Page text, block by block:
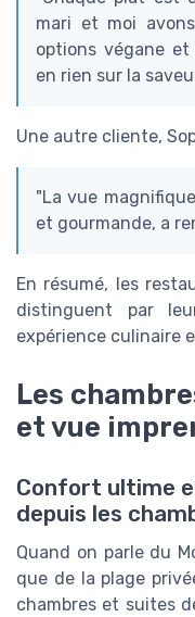
mari et moi
options végane
en rien sur la
Une autre cliente,
"La vue
et gourmande, a
En résumé, les
distinguent par
expérience culinaire
Les
et vue
Confort ultime
depuis les
Quand on parle du
que de la plage
chambres et suites